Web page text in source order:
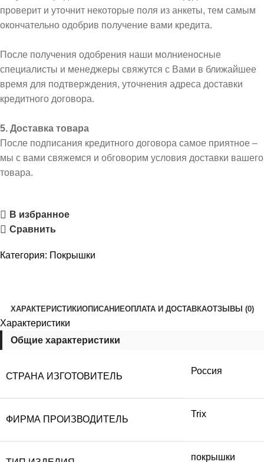
проверит и уточнит некоторые поля из анкеты, тем самым
окончательно одобрив получение вами кредита.
После получения одобрения наши молниеносные
специалисты и менеджеры свяжутся с Вами в ближайшее
время для подтверждения, уточнения адреса доставки
кредитного договора.
5. Доставка товара
После подписания кредитного договора самое приятное –
мы с вами свяжемся и обговорим условия доставки вашего
товара.
В избранное
Сравнить
Категория: Покрышки
ХАРАКТЕРИСТИКИОПИСАНИЕОПЛАТА И ДОСТАВКАОТЗЫВЫ (0)
Характеристики
Общие характеристики
СТРАНА ИЗГОТОВИТЕЛЬ
Россия
ФИРМА ПРОИЗВОДИТЕЛЬ
Trix
покрышки